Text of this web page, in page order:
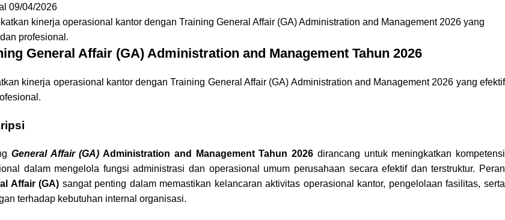
09/04/2026
General Affair (GA) Administration and Management Tahun 2026
kinerja operasional kantor dengan Training General Affair (GA) Administration and Management 2026 yang efektif
General Affair (GA) Administration and Management Tahun 2026 dirancang untuk meningkatkan kompetensi
dalam mengelola fungsi administrasi dan operasional umum perusahaan secara efektif dan terstruktur. Peran
Affair (GA) sangat penting dalam memastikan kelancaran aktivitas operasional kantor, pengelolaan fasilitas, serta
terhadap kebutuhan internal organisasi.